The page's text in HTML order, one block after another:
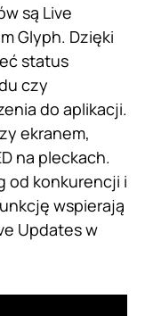
są Live
Glyph. Dzięki
status
czy
do aplikacji.
ekranem,
na pleckach.
od konkurencji i
wspierają
Updates w